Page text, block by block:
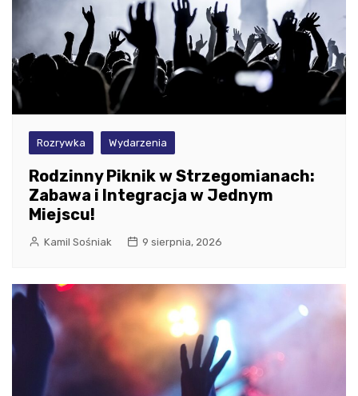
Rozrywka Wydarzenia
Rodzinny Piknik w Strzegomianach:
Zabawa i Integracja w Jednym
Miejscu!
Kamil Sośniak 9 sierpnia, 2026